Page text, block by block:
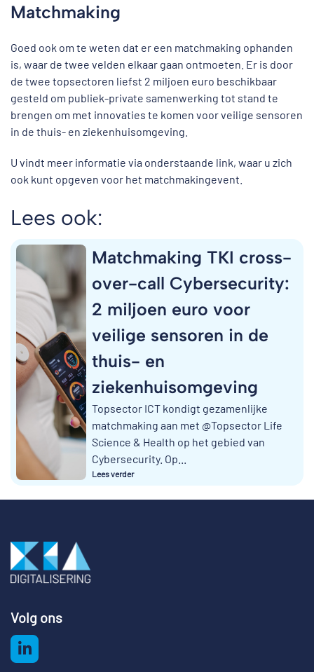
Matchmaking
Goed ook om te weten dat er een matchmaking ophanden
is, waar de twee velden elkaar gaan ontmoeten. Er is door
de twee topsectoren liefst 2 miljoen euro beschikbaar
gesteld om publiek-private samenwerking tot stand te
brengen om met innovaties te komen voor veilige sensoren
in de thuis- en ziekenhuisomgeving.
U vindt meer informatie via onderstaande link, waar u zich
ook kunt opgeven voor het matchmakingevent.
Lees ook:
Matchmaking TKI cross-
over-call Cybersecurity:
2 miljoen euro voor
veilige sensoren in de
thuis- en
ziekenhuisomgeving
Topsector ICT kondigt gezamenlijke
matchmaking aan met @Topsector Life
Science & Health op het gebied van
Cybersecurity. Op...
Lees verder
Volg ons